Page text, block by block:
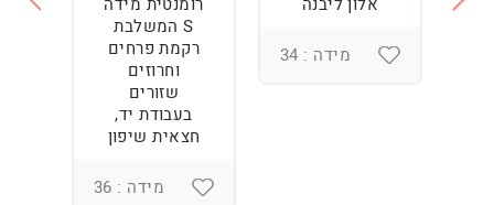
מידה : 34
S המשלבת
רקמת פרחים
וחרוזים
שזורים
בעבודת יד,
חצאית שיפון
מידה : 36